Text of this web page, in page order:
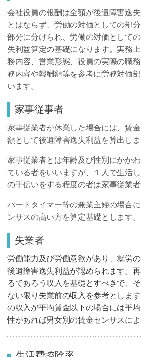
会社役員の報酬は全額が後遺障害逸
とはならず、労働の対価としての部
部分に分けられ、労働の対価として
失利益算定の基礎になります。実務
務内容、営業形態、役員の実際の職
務内容や報酬額等を参考に労務対価
います。
家事従事者
家事従業者が休業した場合には、賃
額として後遺障害逸失利益を算出しま
家事従業者とは年齢及び性別にかか
ている者をいいますが、１人で生活
の手伝いをする程度の者は家事従業者
パートタイマー等の兼業主婦の場合
ンサスの高い方を算定基礎とします。
失業者
労働能力及び労働意欲があり、就労
後遺障害逸失利益が認められます。
るであろう収入を基礎とすべきで、
ない限り失業前の収入を参考としま
の収入が平均賃金以下の場合には平
性があれば男女別の賃金センサスによ